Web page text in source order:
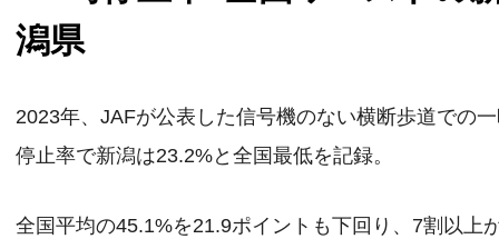
潟県
2023年、JAFが公表した信号機のない横断歩道での
停止率で新潟は23.2%と全国最低を記録。
全国平均の45.1%を21.9ポイントも下回り、7割以上